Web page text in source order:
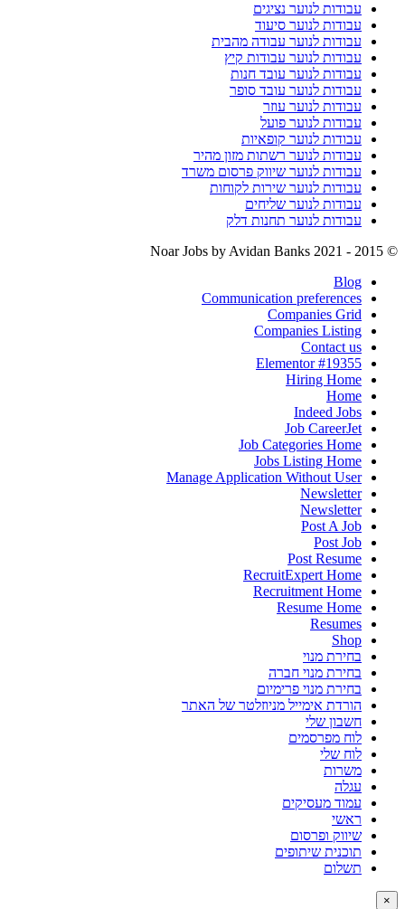
עבודות לנוער נציגים
עבודות לנוער סיעוד
עבודות לנוער עבודה מהבית
עבודות לנוער עבודות קיץ
עבודות לנוער עובד חנות
עבודות לנוער עובד סופר
עבודות לנוער עוזר
עבודות לנוער פועל
עבודות לנוער קופאיות
עבודות לנוער רשתות מזון מהיר
עבודות לנוער שיווק פרסום משרד
עבודות לנוער שירות לקוחות
עבודות לנוער שליחים
עבודות לנוער תחנות דלק
© 2015 - 2021 Noar Jobs
by Avidan Banks
Blog
Communication preferences
Companies Grid
Companies Listing
Contact us
Elementor #19355
Hiring Home
Home
Indeed Jobs
Job CareerJet
Job Categories Home
Jobs Listing Home
Manage Application Without User
Newsletter
Newsletter
Post A Job
Post Job
Post Resume
RecruitExpert Home
Recruitment Home
Resume Home
Resumes
Shop
בחירת מנוי
בחירת מנוי חברה
בחירת מנוי פרימיום
הורדת אימייל מניוזלטר של האתר
חשבון שלי
לוח מפרסמים
לוח שלי
משרות
עגלה
עמוד מעסיקים
ראשי
שיווק ופרסום
תוכנית שיתופים
תשלום
×